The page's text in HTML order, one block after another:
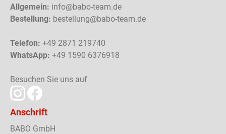
Allgemein: info@babo-team.de
Bestellung: bestellung@babo-team.de
Telefon: +49 2871 219740
WhatsApp: +49 1590 6376918
Besuchen Sie uns auf
Anschrift
BABO GmbH